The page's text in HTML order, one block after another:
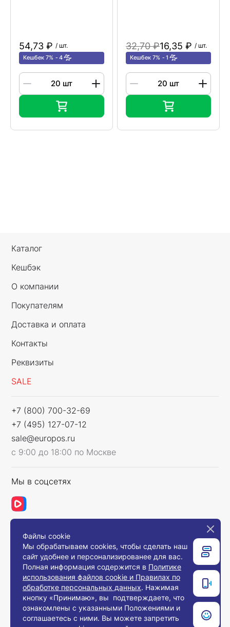
54,73 ₽ / шт.
Кешбек 7% 4
32,70 ₽16,35 ₽ / шт.
Кешбек 7% 1
Каталог
Кешбэк
О компании
Покупателям
Доставка и оплата
Контакты
Реквизиты
SALE
+7 (800) 700-32-69
+7 (495) 127-07-12
sale@europos.ru
с 9:00 до 18:00 по Москве
Мы в соцсетях
Связаться с нами
© 2008-2026, Компания «Европос Групп». Все
права защищены.
Все товары предназначены для продажи
юридическим лицам и индивидуальным
предпринимателям с целью использования в
Файлы cookie
Мы обрабатываем cookies, чтобы сделать наш
сайт удобнее и персонализированее для вас.
Полная информация содержится в Политике
использования файлов cookie и Правилах по
обработке персональных данных. Нажимая
кнопку «Принимаю», вы подтверждаете, что
ознакомлены с указанными Положениями и
соглашаетесь с ними. Вы можете запретить